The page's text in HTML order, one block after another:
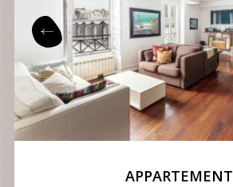
APPARTEMENT